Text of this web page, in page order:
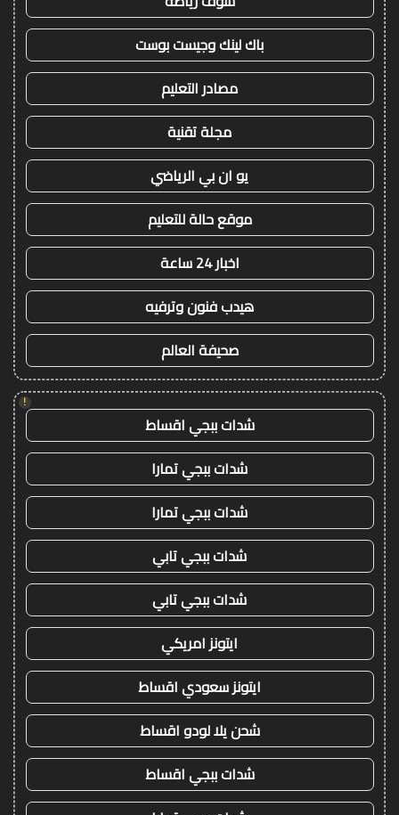
باك لينك وجيست بوست
مصادر التعليم
مجلة تقنية
يو ان بي الرياضي
موقع حالة للتعليم
اخبار 24 ساعة
هيدب فنون وترفيه
صحيفة العالم
!
شدات ببجي اقساط
شدات ببجي تمارا
شدات ببجي تمارا
شدات ببجي تابي
شدات ببجي تابي
ايتونز امريكي
ايتونز سعودي اقساط
شحن يلا لودو اقساط
شدات ببجي اقساط